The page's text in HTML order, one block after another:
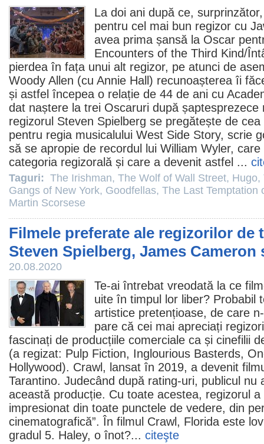
La doi ani după ce,
pentru cel mai bun regizor cu
avea prima șansă la Oscar
Encounters of the Third Kind/
pierdea în fața unui alt regizor, pe atunci de
Woody Allen (cu Annie Hall ) recunoașterea îi
și astfel începea o relație de 44 de ani cu
dat naștere la trei Oscaruri după șaptesprezece
regizorul Steven Spielberg se pregătește de
pentru regia musicalului West Side Story, scrie
să se apropie de recordul lui William Wyler,
categoria regizorală și care a devenit astfel ...
Taguri: The Irishman, The Wolf of Wall Street, Hugo,
Gangs of New York, Goodfellas, The Last Temptation
Martin Scorsese
Filmele preferate ale regizorilor de
Steven Spielberg, James
20.08.2020
Te-ai întrebat vreodată la ce
uite în timpul lor liber? Probabil
artistice pretențioase, de care
pare că cei mai apreciați
fascinați de producțiile comerciale ca și cinefilii
(a regizat: Pulp Fiction, Inglourious Basterds,
Hollywood). Crawl, lansat în 2019, a devenit
Tarantino. Judecând după rating-uri, publicul
această producție. Cu toate acestea, regizorul a
impresionat din toate punctele de vedere, din
cinematografică”. În filmul Crawl, Florida este
gradul 5. Haley, o înot?... citeşte